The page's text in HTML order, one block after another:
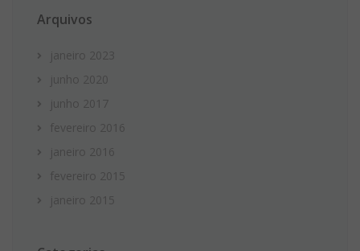
Arquivos
janeiro 2023
junho 2020
junho 2017
fevereiro 2016
janeiro 2016
fevereiro 2015
janeiro 2015